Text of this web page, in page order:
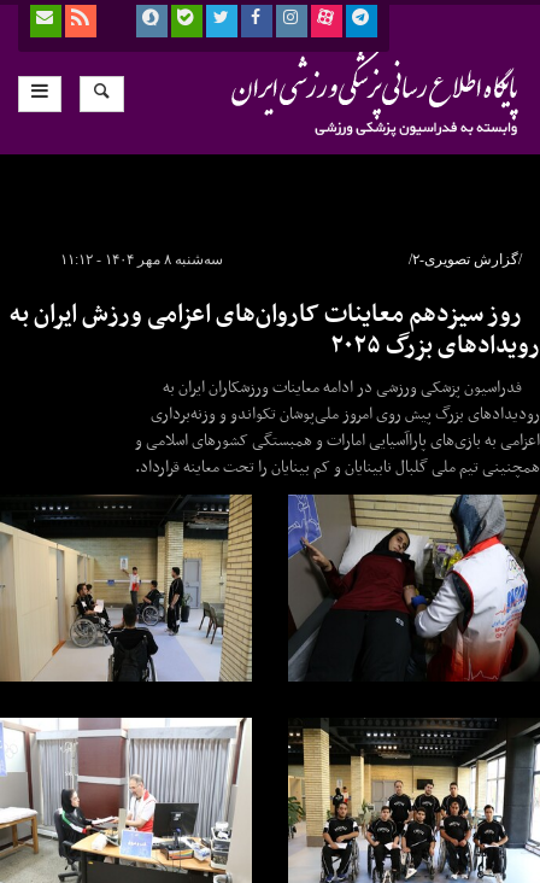
سه‌شنبه ۸ مهر ۱۴۰۴ - ۱۱:۱۲ /گزارش تصویری-۲/
روز سیزدهم معاینات کاروان‌های اعزامی ورزش ایران به
رویدادهای بزرگ ۲۰۲۵
فدراسیون پزشکی ورزشی در ادامه معاینات ورزشکاران ایران به
رودیدادهای بزرگ پیش روی امروز ملی‌پوشان تکواندو و وزنه‌برداری
اعزامی به بازی‌های پاراآسیایی امارات و همبستگی کشورهای اسلامی و
همچنینی تیم ملی گلبال نابینایان و کم بینایان را تحت معاینه قرارداد.